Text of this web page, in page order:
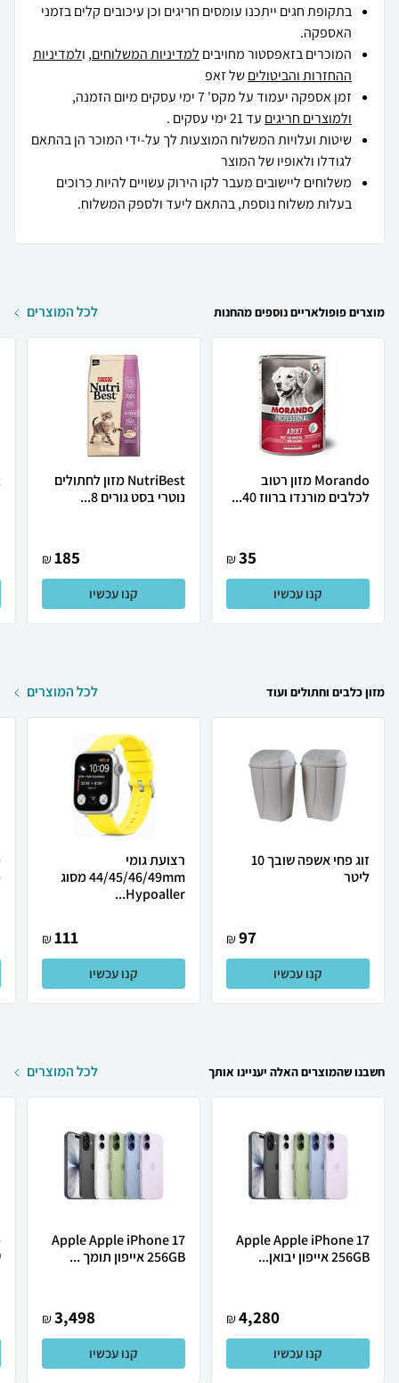
בתקופת חגים ייתכנו עומסים חריגים וכן עיכובים קלים בזמני
האספקה.
המוכרים בזאפסטור מחויבים למדיניות המשלוחים, ולמדיניות
ההחזרות והביטוליםשל זאפ
זמן אספקה יעמוד על מקס' 7 ימי עסקים מיום הזמנה,
ולמוצרים חריגים עד 21 ימי עסקים .
שיטות ועלויות המשלוח המוצעות לך על-ידי המוכר הן בהתאם
לגודלו ולאופיו של המוצר
משלוחים ליישובים מעבר לקו הירוק עשויים להיות כרוכים
בעלות משלוח נוספת, בהתאם ליעד ולספק המשלוח.
מוצרים פופולאריים נוספים מהחנות לכל המוצרים
Morando מזון רטוב
לכלבים מורנדו ברווז 40...
35
₪
קנו עכשיו
NutriBest מזון לחתולים
נוטרי בסט גורים 8...
185
₪
קנו עכשיו
מזון כלבים וחתולים ועוד לכל המוצרים
זוג פחי אשפה שובך 10
ליטר
97
₪
קנו עכשיו
רצועת גומי
44/45/46/49mm מסוג
Hypoaller...
111
₪
קנו עכשיו
חשבנו שהמוצרים האלה יעניינו אותך לכל המוצרים
Apple Apple iPhone 17
256GB אייפון יבואן...
4,280
₪
קנו עכשיו
Apple Apple iPhone 17
256GB אייפון תומך ...
3,498
₪
קנו עכשיו